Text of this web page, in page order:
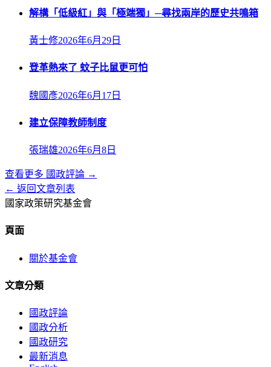
解構「低級紅」與「極端獨」─尋找兩岸的歷史共鳴箱
黃士修2026年6月29日
登革熱來了 蚊子比鼠更可怕
魏國彥2026年6月17日
建立保障教師制度
張瑞雄2026年6月8日
查看更多 國政評論 →
← 返回文章列表
國家政策研究基金會
頁面
關於基金會
文章分類
國政評論
國政分析
國政研究
最新消息